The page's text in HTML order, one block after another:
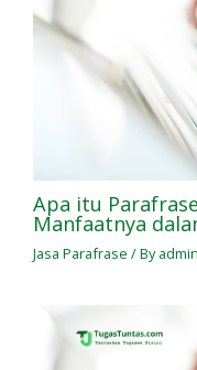
Apa itu
Manfaatnya
Jasa Parafrase / By